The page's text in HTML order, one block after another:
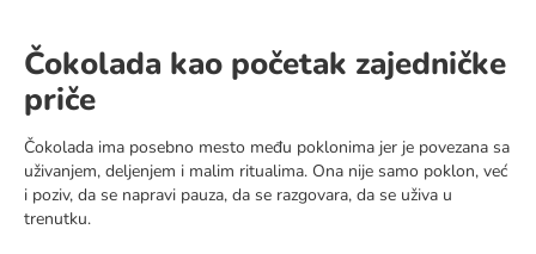
Čokolada kao početak zajedničke
priče
Čokolada ima posebno mesto među poklonima jer je povezana sa
uživanjem, deljenjem i malim ritualima. Ona nije samo poklon, već
i poziv, da se napravi pauza, da se razgovara, da se uživa u
trenutku.